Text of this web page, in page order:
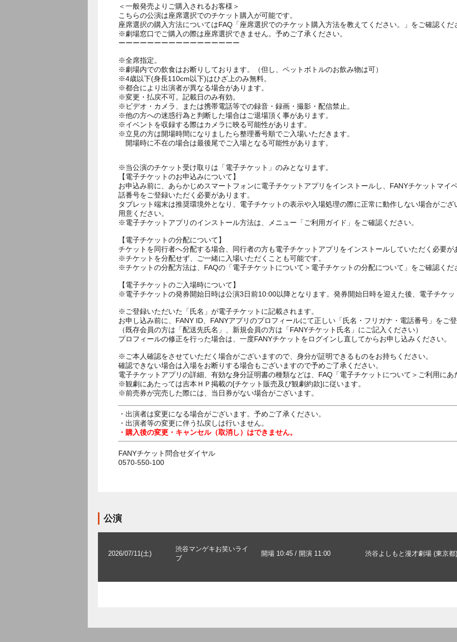
＜一般発売よりご購入されるお客様＞
こちらの公演は座席選択でのチケット購入が可能です。
座席選択の購入方法についてはFAQ「座席選択でのチケット購入方法を教えてください。」をご確認くだ
※劇場窓口でご購入の際は座席選択できません。予めご了承ください。
ーーーーーーーーーーーーーーーーー
※全席指定。
※劇場内での飲食はお断りしております。（但し、ペットボトルのお飲み物は可）
※4歳以下(身長110cm以下)はひざ上のみ無料。
※都合により出演者が異なる場合があります。
※変更・払戻不可。記載日のみ有効。
※ビデオ・カメラ、または携帯電話等での録音・録画・撮影・配信禁止。
※他の方への迷惑行為と判断した場合はご退場頂く事があります。
※イベントを収録する際はカメラに映る可能性があります。
※立見の方は開場時間になりましたら整理番号順でご入場いただきます。
開場時に不在の場合は最後尾でご入場となる可能性があります。
※当公演のチケット受け取りは「電子チケット」のみとなります。
【電子チケットのお申込みについて】
お申込み前に、あらかじめスマートフォンに電子チケットアプリをインストールし、FANYチケットマイ
話番号をご登録いただく必要があります。
タブレット端末は推奨環境外となり、電子チケットの表示や入場処理の際に正常に動作しない場合がご
用意ください。
※電子チケットアプリのインストール方法は、メニュー「ご利用ガイド」をご確認ください。
【電子チケットの分配について】
チケットを同行者へ分配する場合、同行者の方も電子チケットアプリをインストールしていただく必要が
※チケットを分配せず、ご一緒に入場いただくことも可能です。
※チケットの分配方法は、FAQの「電子チケットについて＞電子チケットの分配について」をご確認くだ
【電子チケットのご入場時について】
※電子チケットの発券開始日時は公演3日前10:00以降となります。発券開始日時を迎えた後、電子チケ
※ご登録いただいた「氏名」が電子チケットに記載されます。
お申し込み前に、FANY ID、FANYアプリのプロフィールにて正しい「氏名・フリガナ・電話番号」をご
（既存会員の方は「配送先氏名」、新規会員の方は「FANYチケット氏名」にご記入ください）
プロフィールの修正を行った場合は、一度FANYチケットをログインし直してからお申し込みください
※ご本人確認をさせていただく場合がございますので、身分が証明できるものをお持ちください。
確認できない場合は入場をお断りする場合もございますので予めご了承ください。
電子チケットアプリの詳細、有効な身分証明書の種類などは、FAQ「電子チケットについて＞ご利用に
※観劇にあたっては吉本ＨＰ掲載の[チケット販売及び観劇約款]に従います。
※前売券が完売した際には、当日券がない場合がございます。
・出演者は変更になる場合がございます。予めご了承ください。
・出演者等の変更に伴う払戻しは行いません。
・購入後の変更・キャンセル（取消し）はできません。
FANYチケット問合せダイヤル
0570-550-100
公演
2026/07/11(土)
渋谷マンゲキお笑いライ
ブ
開場 10:45 / 開演 11:00 渋谷よしもと漫才劇場 (東京都